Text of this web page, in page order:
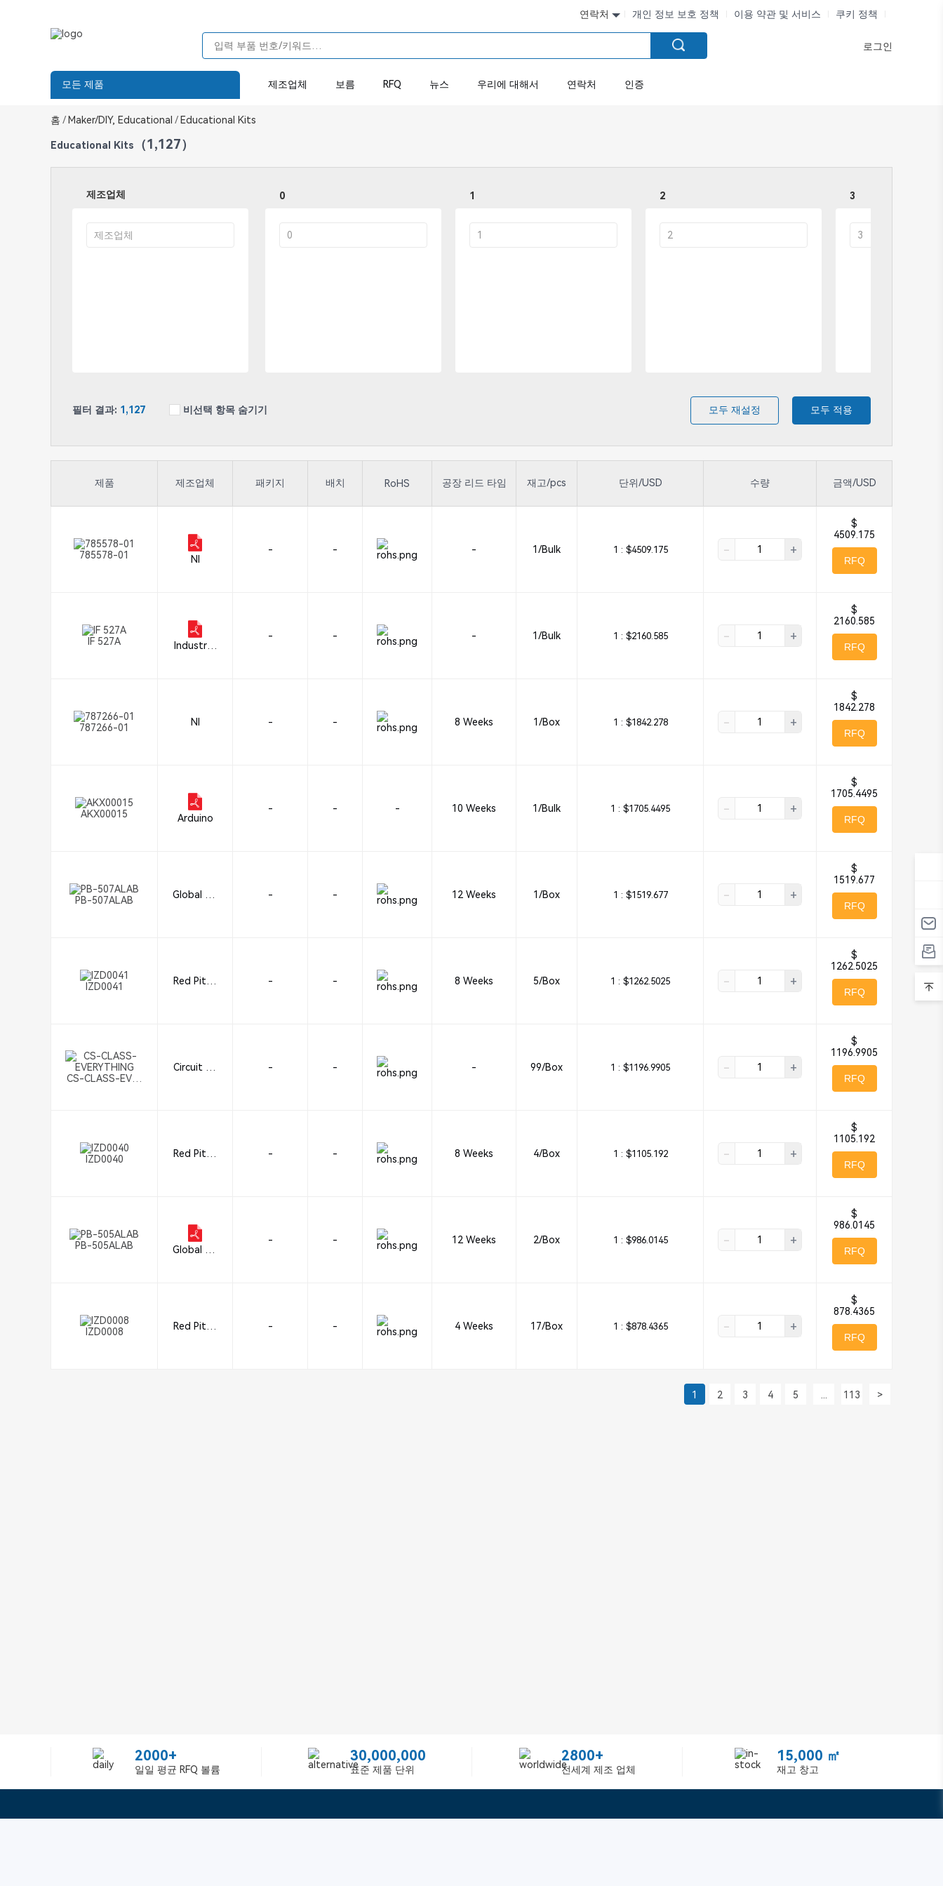
연락처 개인 정보 보호 정책 이용 약관 및 서비스 쿠키 정책
로그인
모든 제품 제조업체 보름 RFQ 뉴스 우리에 대해서 연락처 인증
홈 / Maker/DIY, Educational /Educational Kits
Educational Kits （1,127）
제조업체 0 1 2 3
필터 결과: 1,127 비선택 항목 숨기기 모두 재설정 모두 적용
제품 제조업체 패키지 배치 RoHS 공장 리드 타임 재고/pcs 단위/USD 수량 금액/USD
785578-01 NI
- - - 1/Bulk 1 : $4509.175 - +
$
4509.175
RFQ
IF 527A
Industrial
- - - 1/Bulk 1 : $2160.585 - +
$
2160.585
RFQ
787266-01 NI - - 8 Weeks 1/Box 1 : $1842.278 - +
$
1842.278
RFQ
AKX00015 Arduino
- - - 10 Weeks 1/Bulk 1 : $1705.4495 - +
$
1705.4495
RFQ
PB-507ALAB
Global Sp
- - 12 Weeks 1/Box 1 : $1519.677 - +
$
1519.677
RFQ
IZD0041
Red Pitay
- - 8 Weeks 5/Box 1 : $1262.5025 - +
$
1262.5025
RFQ
CS-CLASS-EVER
Circuit Sc
- - - 99/Box 1 : $1196.9905 - +
$
1196.9905
RFQ
IZD0040
Red Pitay
- - 8 Weeks 4/Box 1 : $1105.192 - +
$
1105.192
RFQ
PB-505ALAB
Global Sp
- - 12 Weeks 2/Box 1 : $986.0145 - +
$
986.0145
RFQ
IZD0008
Red Pitay
- - 4 Weeks 17/Box 1 : $878.4365 - +
$
878.4365
RFQ
1 2 3 4 5 113 >
2000+
일일 평균 RFQ 볼륨
30,000,000
표준 제품 단위
2800+
전세계 제조 업체
15,000 ㎡
재고 창고